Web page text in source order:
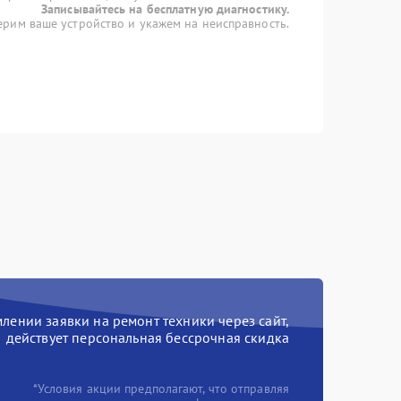
Записывайтесь на бесплатную диагностику.
ваше устройство и укажем на неисправность.
заявки на ремонт техники через сайт,
действует персональная бессрочная скидка
*Условия акции предполагают, что отправляя